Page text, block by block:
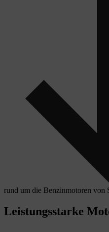
rund um die Benzinmotoren von
Leistungsstarke